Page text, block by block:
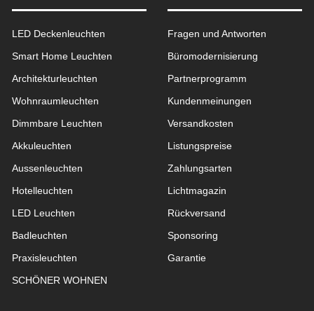
LED Deckenleuchten
Smart Home Leuchten
Architekturleuchten
Wohnraum­leuchten
Dimmbare Leuchten
Akkuleuchten
Aussen­leuchten
Hotelleuchten
LED Leuchten
Badleuchten
Praxisleuchten
SCHÖNER WOHNEN
Fragen und Antworten
Büromodernisierung
Partnerprogramm
Kundenmeinungen
Versandkosten
Listungspreise
Zahlungsarten
Lichtmagazin
Rückversand
Sponsoring
Garantie